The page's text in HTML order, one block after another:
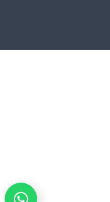
שלחו הודעה